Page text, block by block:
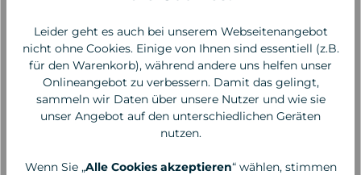
666,67 €* / 1 Liter 859,00 €* / 1 Liter
Leider geht es auch bei unserem Webseitenangebot
nicht ohne Cookies. Einige von Ihnen sind essentiell (z.B.
für den Warenkorb), während andere uns helfen unser
Onlineangebot zu verbessern. Damit das gelingt,
sammeln wir Daten über unsere Nutzer und wie sie
unser Angebot auf den unterschiedlichen Geräten
nutzen.
Wenn Sie „Alle Cookies akzeptieren“ wählen, stimmen